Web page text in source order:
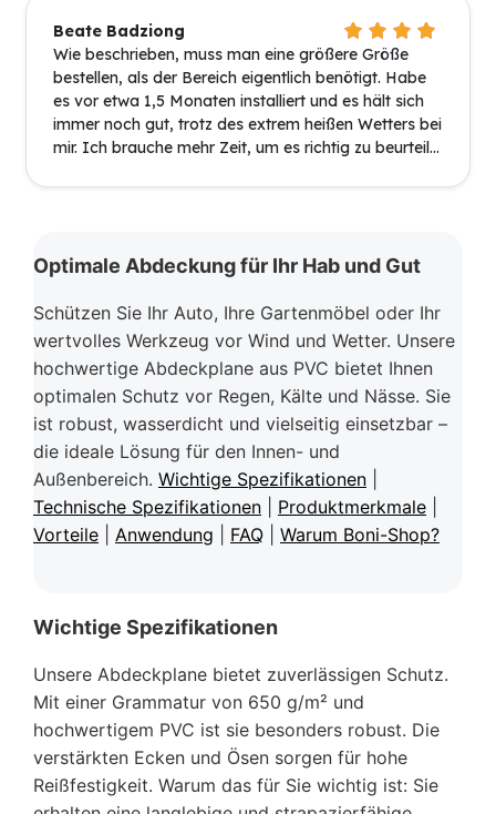
Beate Badziong
Wie beschrieben, muss man eine größere Größe
bestellen, als der Bereich eigentlich benötigt. Habe
es vor etwa 1,5 Monaten installiert und es hält sich
immer noch gut, trotz des extrem heißen Wetters bei
mir. Ich brauche mehr Zeit, um es richtig zu beurteil...
Optimale Abdeckung für Ihr Hab und Gut
Schützen Sie Ihr Auto, Ihre Gartenmöbel oder Ihr
wertvolles Werkzeug vor Wind und Wetter. Unsere
hochwertige Abdeckplane aus PVC bietet Ihnen
optimalen Schutz vor Regen, Kälte und Nässe. Sie
ist robust, wasserdicht und vielseitig einsetzbar –
die ideale Lösung für den Innen- und
Außenbereich. Wichtige Spezifikationen
Technische Spezifikationen
Produktmerkmale
Vorteile
Anwendung FAQ Warum Boni-Shop?
Wichtige Spezifikationen
Unsere Abdeckplane bietet zuverlässigen Schutz.
Mit einer Grammatur von 650 g/m² und
hochwertigem PVC ist sie besonders robust. Die
verstärkten Ecken und Ösen sorgen für hohe
Reißfestigkeit. Warum das für Sie wichtig ist: Sie